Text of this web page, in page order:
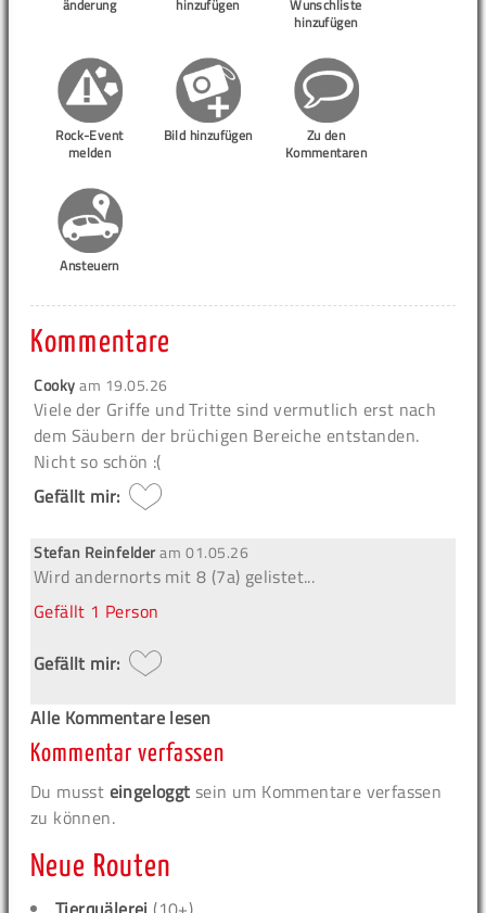
änderung hinzufügen
Wunschliste
hinzufügen
Rock-Event
melden
Bild hinzufügen
Zu den
Kommentaren
Ansteuern
Kommentare
Cookyam 19.05.26
Viele der Griffe und Tritte sind vermutlich erst nach
dem Säubern der brüchigen Bereiche entstanden.
Nicht so schön :(
Gefällt mir:
Stefan Reinfelderam01.05.26
Wird andernorts mit 8 (7a) gelistet...
Gefällt 1 Person
Gefällt mir:
Alle Kommentare lesen
Kommentar verfassen
Du musst eingeloggt sein um Kommentare verfassen
zu können.
Neue Routen